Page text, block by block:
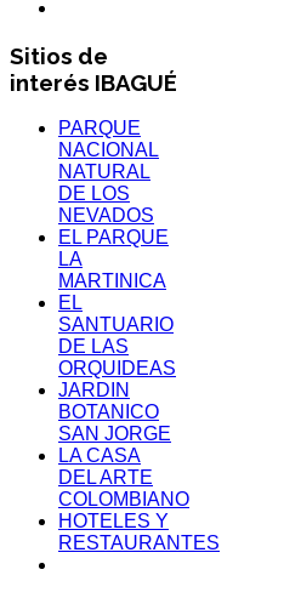
Sitios de
interés IBAGUÉ
PARQUE
NACIONAL
NATURAL
DE LOS
NEVADOS
EL PARQUE
LA
MARTINICA
EL
SANTUARIO
DE LAS
ORQUIDEAS
JARDIN
BOTANICO
SAN JORGE
LA CASA
DEL ARTE
COLOMBIANO
HOTELES Y
RESTAURANTES